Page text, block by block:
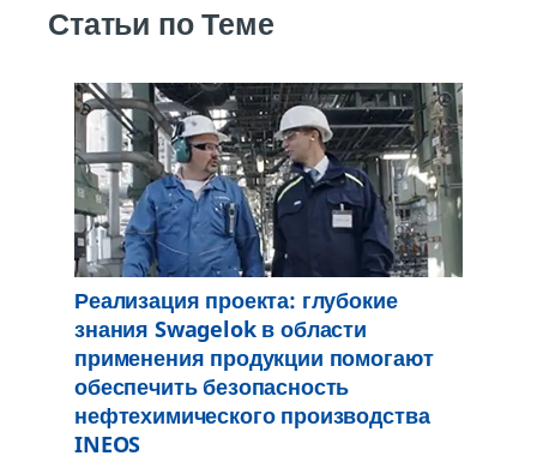
Статьи по Теме
Реализация проекта: глубокие
знания Swagelok в области
применения продукции помогают
обеспечить безопасность
нефтехимического производства
INEOS